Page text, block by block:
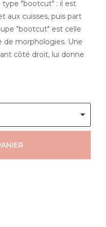
type "bootcut" : il est
aux cuisses, puis part
"bootcut" est celle
de morphologies. Une
côté droit, lui donne